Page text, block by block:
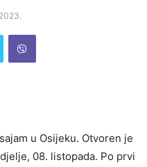
u Osijeku. Otvoren je
08. listopada. Po prvi